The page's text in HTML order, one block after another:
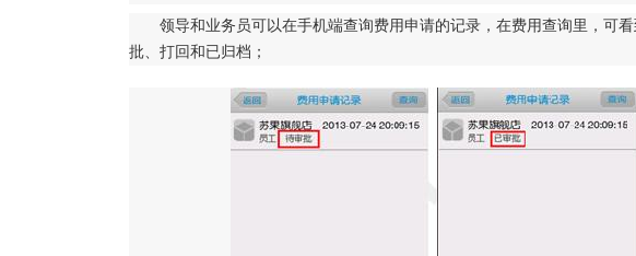
领导和业务员可以在手机端查询费用申请的记录，在费用查询里，可
批、打回和已归档；